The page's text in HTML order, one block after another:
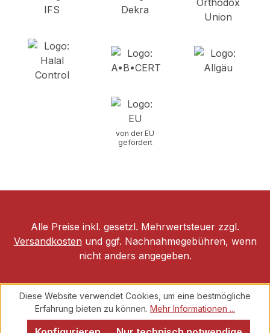
von der EU
gefördert
Alle Preise inkl. gesetzl. Mehrwertsteuer zzgl.
Versandkosten und ggf. Nachnahmegebühren, wenn
nicht anders angegeben.
Diese Website verwendet Cookies, um eine bestmögliche
Erfahrung bieten zu können. Mehr Informationen ...